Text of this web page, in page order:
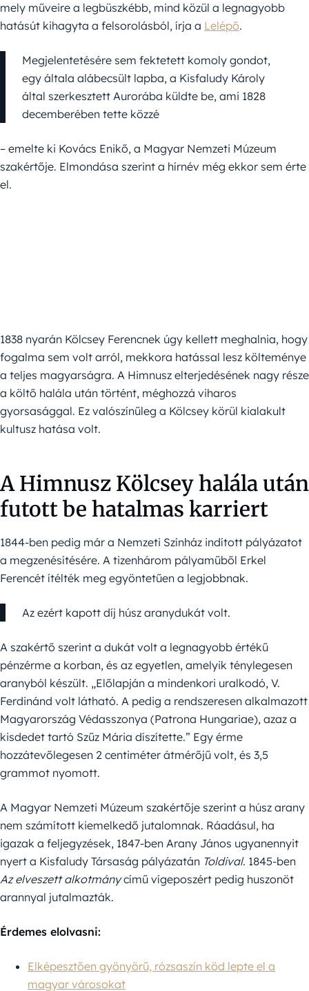
mely műveire a legbüszkébb, mind közül a legnagyobb
hatásút kihagyta a felsorolásból, írja a Lelépő.
Megjelentetésére sem fektetett komoly gondot,
egy általa alábecsült lapba, a Kisfaludy Károly
által szerkesztett Aurorába küldte be, ami 1828
decemberében tette közzé
– emelte ki Kovács Enikő, a Magyar Nemzeti Múzeum
szakértője. Elmondása szerint a hírnév még ekkor sem érte
el.
1838 nyarán Kölcsey Ferencnek úgy kellett meghalnia, hogy
fogalma sem volt arról, mekkora hatással lesz költeménye
a teljes magyarságra. A Himnusz elterjedésének nagy része
a költő halála után történt, méghozzá viharos
gyorsasággal. Ez valószínűleg a Kölcsey körül kialakult
kultusz hatása volt.
A Himnusz Kölcsey halála után
futott be hatalmas karriert
1844-ben pedig már a Nemzeti Színház indított pályázatot
a megzenésítésére. A tizenhárom pályaműből Erkel
Ferencét ítélték meg egyöntetűen a legjobbnak.
Az ezért kapott díj húsz aranydukát volt.
A szakértő szerint a dukát volt a legnagyobb értékű
pénzérme a korban, és az egyetlen, amelyik ténylegesen
aranyból készült. „Előlapján a mindenkori uralkodó, V.
Ferdinánd volt látható. A pedig a rendszeresen alkalmazott
Magyarország Védasszonya (Patrona Hungariae), azaz a
kisdedet tartó Szűz Mária díszítette.” Egy érme
hozzátevőlegesen 2 centiméter átmérőjű volt, és 3,5
grammot nyomott.
A Magyar Nemzeti Múzeum szakértője szerint a húsz arany
nem számított kiemelkedő jutalomnak. Ráadásul, ha
igazak a feljegyzések, 1847-ben Arany János ugyanennyit
nyert a Kisfaludy Társaság pályázatán Toldival. 1845-ben
Az elveszett alkotmánycímű vígeposzért pedig huszonöt
arannyal jutalmazták.
Érdemes elolvasni:
Elképesztően gyönyörű, rózsaszín köd lepte el a
magyar városokat